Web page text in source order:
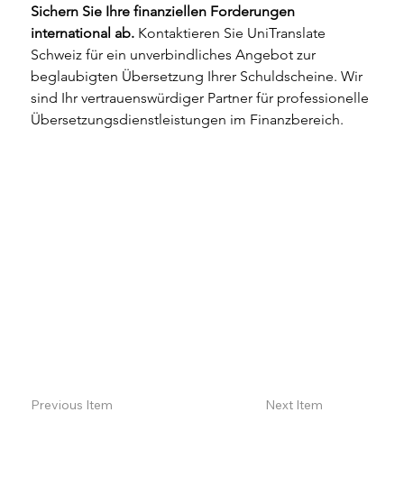
Sichern Sie Ihre finanziellen Forderungen
international ab. Kontaktieren Sie UniTranslate
Schweiz für ein unverbindliches Angebot zur
beglaubigten Übersetzung Ihrer Schuldscheine. Wir
sind Ihr vertrauenswürdiger Partner für professionelle
Übersetzungsdienstleistungen im Finanzbereich.
Previous Item Next Item